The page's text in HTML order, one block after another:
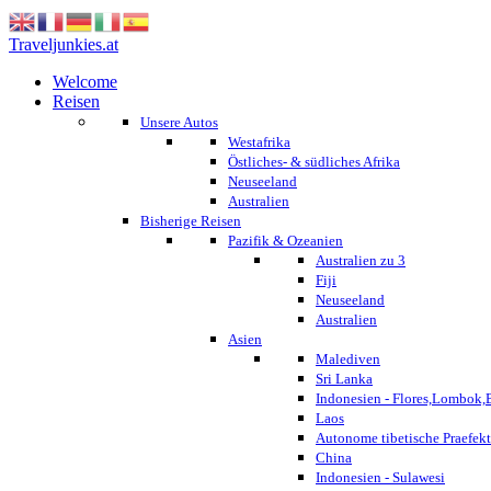
Traveljunkies.at
Welcome
Reisen
Unsere Autos
Westafrika
Östliches- & südliches Afrika
Neuseeland
Australien
Bisherige Reisen
Pazifik & Ozeanien
Australien zu 3
Fiji
Neuseeland
Australien
Asien
Malediven
Sri Lanka
Indonesien -
Laos
Autonome tibetische
China
Indonesien - Sulawesi